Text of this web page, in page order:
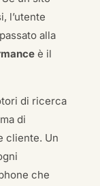
l’utente
alla
è il
di ricerca
di
cliente. Un
che